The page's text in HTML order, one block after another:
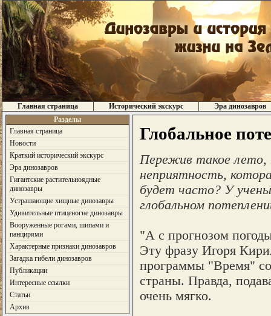
Главная страница Исторический экскурс
Эра динозавров
Разделы
Главная страница
Новости
Краткий исторический экскурс
Эра динозавров
Гигантские растительноядные
динозавры
Устрашающие хищные динозавры
Удивительные птиценогие динозавры
Вооруженные рогами, шипами и
панцирями
Характерные признаки динозавров
Загадка гибели динозавров
Публикации
Интересные ссылки
Статьи
Архив
Глобальное
Пережив такое лето,
неприятность,
будет часто? У
глобальном
"А с прогнозом
Эту фразу Игоря
программы "Время"
страны. Правда,
очень мягко.